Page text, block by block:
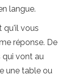
langue.
qu'il vous
réponse. De
qui vont au
une table ou